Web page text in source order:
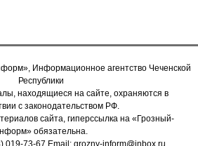
Информационное агентство Чеченской
Республики
находящиеся на сайте, охраняются в
с законодательством РФ.
сайта, гиперссылка на «Грозный-
обязательна.